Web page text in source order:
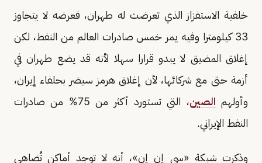
خلفية الاستفزاز الذي تعرضت له طهران، فعرضه لا يتجاوز
33 كيلومترا وفيه يمر خمس صادرات العالم من النفط، لكن
إغلاق المضيق لا يبدو قرارا سهلا لأنه قد يضع طهران في
أزمة حتى مع شركائها، لأن إغلاق هرمز سيضر بحلفاء إيران،
وأولهم الصين
، التي تستورد أكثر من 75% من صادرات
النفط الإيراني.
وذكرت شبكة «سي إن إن»، أنه لا توجد أماكن تُضاهي